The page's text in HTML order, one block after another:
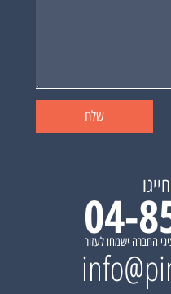
04-
החברה ישמחו לעזור